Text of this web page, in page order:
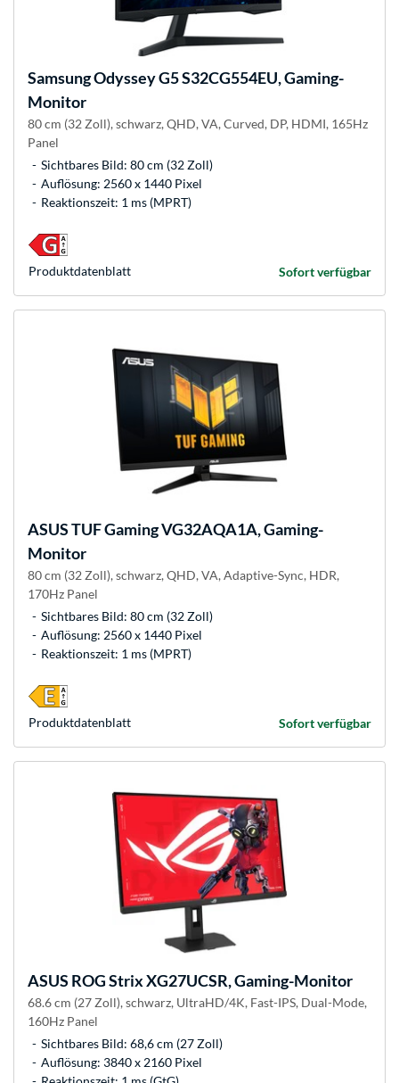
SamsungOdyssey G5 S32CG554EU, Gaming-
Monitor
80 cm (32 Zoll), schwarz, QHD, VA, Curved, DP, HDMI, 165Hz
Panel
Sichtbares Bild: 80 cm (32 Zoll)
Auflösung: 2560 x 1440 Pixel
Reaktionszeit: 1 ms (MPRT)
Sofort verfügbar
Produkt­datenblatt
ASUSTUF Gaming VG32AQA1A, Gaming-
Monitor
80 cm (32 Zoll), schwarz, QHD, VA, Adaptive-Sync, HDR,
170Hz Panel
Sichtbares Bild: 80 cm (32 Zoll)
Auflösung: 2560 x 1440 Pixel
Reaktionszeit: 1 ms (MPRT)
Sofort verfügbar
Produkt­datenblatt
ASUS ROG Strix XG27UCSR, Gaming-Monitor
68.6 cm (27 Zoll), schwarz, UltraHD/4K, Fast-IPS, Dual-Mode,
160Hz Panel
Sichtbares Bild: 68,6 cm (27 Zoll)
Auflösung: 3840 x 2160 Pixel